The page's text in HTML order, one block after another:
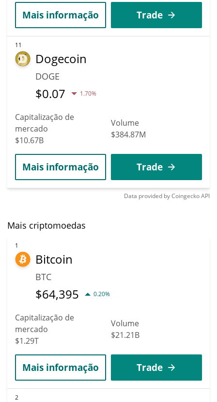
Mais informação Trade
11
Dogecoin
DOGE
$0.07 1.70%
Capitalização de
mercado
$10.67B
Volume
$384.87M
Mais informação Trade
Data provided byCoingeckoAPI
Mais criptomoedas
1
Bitcoin
BTC
$64,395 0.20%
Capitalização de
mercado
$1.29T
Volume
$21.21B
Mais informação Trade
2